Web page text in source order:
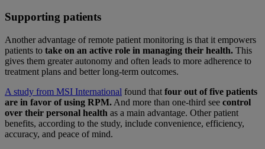
Supporting patients
Another advantage of remote patient monitoring is that it empowers
patients to take on an active role in managing their health. This
gives them greater autonomy and often leads to more adherence to
treatment plans and better long-term outcomes.
A study from MSI International found that four out of five patients
are in favor of using RPM. And more than one-third see control
over their personal health as a main advantage. Other patient
benefits, according to the study, include convenience, efficiency,
accuracy, and peace of mind.